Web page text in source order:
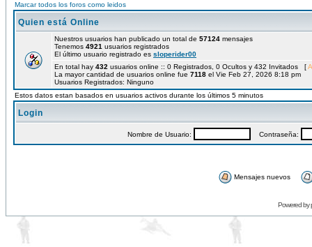
Marcar todos los foros como leidos
Quien está Online
Nuestros usuarios han publicado un total de 57124 mensajes
Tenemos 4921 usuarios registrados
El último usuario registrado es sloperider00
En total hay 432 usuarios online :: 0 Registrados, 0 Ocultos y 432 Invitados [
La mayor cantidad de usuarios online fue 7118 el Vie Feb 27, 2026 8:18 pm
Usuarios Registrados: Ninguno
Estos datos estan basados en usuarios activos durante los últimos 5 minutos
Login
Nombre de Usuario: Contraseña:
Mensajes nuevos
Powered by